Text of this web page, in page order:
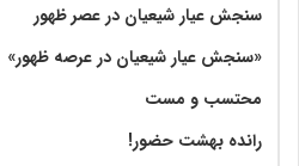
سنجش عیار شیعیان در عصر ظهور
«سنجش عیار شیعیان در عرصه ظهور»
محتسب و مست
رانده بهشت‌ حضور!